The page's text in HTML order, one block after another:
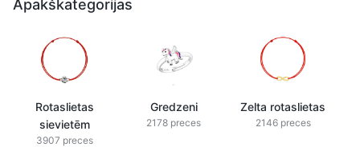
Apakškategorijas
Rotaslietas
sievietēm
3907 preces
Gredzeni
2178 preces
Zelta rotaslietas
2146 preces